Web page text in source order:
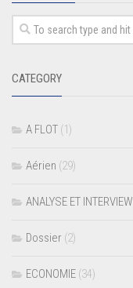
CATEGORY
A FLOT (1)
Aérien (29)
ANALYSE ET INTERVIEW
Dossier (2)
ECONOMIE (34)